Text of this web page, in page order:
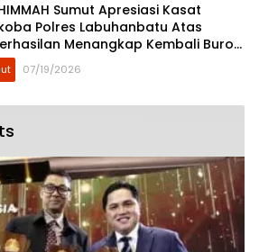
Sumut Apresiasi Kasat
Polres Labuhanbatu Atas
Menangkap Kembali Buron
Zul Alias Bagong
07/19/2026